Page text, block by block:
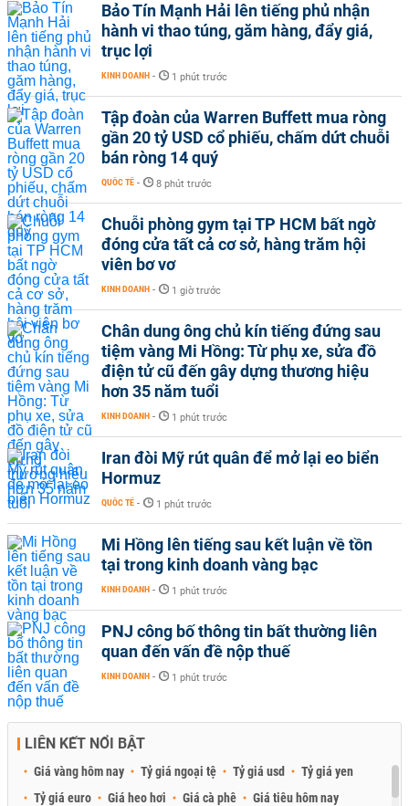
Bảo Tín Mạnh Hải lên tiếng phủ nhận
hành vi thao túng, găm hàng, đẩy giá,
trục lợi
KINH DOANH - 1 phút trước
Tập đoàn của Warren Buffett mua ròng
gần 20 tỷ USD cổ phiếu, chấm dứt chuỗi
bán ròng 14 quý
QUỐC TẾ - 8 phút trước
Chuỗi phòng gym tại TP HCM bất ngờ
đóng cửa tất cả cơ sở, hàng trăm hội
viên bơ vơ
KINH DOANH - 1 giờ trước
Chân dung ông chủ kín tiếng đứng sau
tiệm vàng Mi Hồng: Từ phụ xe, sửa đồ
điện tử cũ đến gây dựng thương hiệu
hơn 35 năm tuổi
KINH DOANH - 1 phút trước
Iran đòi Mỹ rút quân để mở lại eo biển
Hormuz
QUỐC TẾ - 1 phút trước
Mi Hồng lên tiếng sau kết luận về tồn
tại trong kinh doanh vàng bạc
KINH DOANH - 1 phút trước
PNJ công bố thông tin bất thường liên
quan đến vấn đề nộp thuế
KINH DOANH - 1 phút trước
LIÊN KẾT NỔI BẬT
Giá vàng hôm nay Tỷ giá ngoại tệ Tỷ giá usd
Tỷ giá yen
Tỷ giá euro
Giá heo hơi Giá cà phê Giá tiêu hôm nay